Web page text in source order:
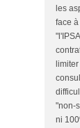
les
face
"non-
ni